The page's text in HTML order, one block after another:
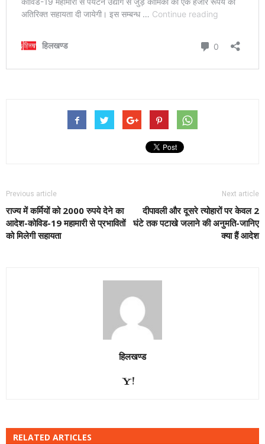
Previous article
राज्य में कर्मियों को 2000 रुपये देने का
आदेश-कोविड-19 महामारी से प्रभावितों
को मिलेगी सहायता
Next article
दीपावली और दूसरे त्योहारों पर केवल 2
घंटे तक पटाखे जलाने की अनुमति-जानिए
क्या हैं आदेश
हिलखण्ड
RELATED ARTICLES